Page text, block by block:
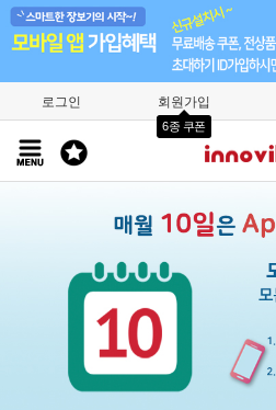
로그인 회원가입
6종 쿠폰